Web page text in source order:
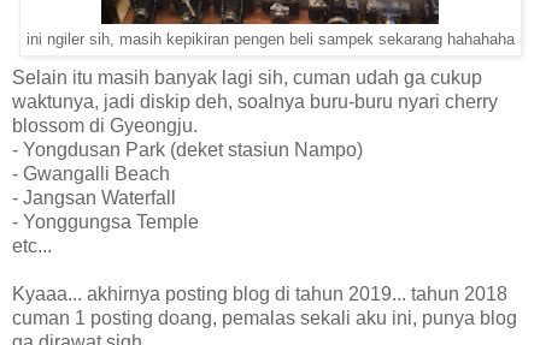
ini ngiler sih, masih kepikiran pengen beli sampek sekarang hahahaha
Selain itu masih banyak lagi sih, cuman udah ga cukup
waktunya, jadi diskip deh, soalnya buru-buru nyari cherry
blossom di Gyeongju.
- Yongdusan Park (deket stasiun Nampo)
- Gwangalli Beach
- Jangsan Waterfall
- Yonggungsa Temple
etc...
Kyaaa... akhirnya posting blog di tahun 2019... tahun 2018
cuman 1 posting doang, pemalas sekali aku ini, punya blog